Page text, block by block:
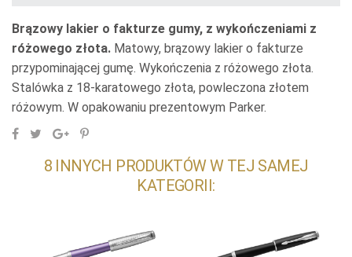
Brązowy lakier o fakturze gumy, z wykończeniami z
różowego złota. Matowy, brązowy lakier o fakturze
przypominającej gumę. Wykończenia z różowego złota.
Stalówka z 18-karatowego złota, powleczona złotem
różowym. W opakowaniu prezentowym Parker.
8 INNYCH PRODUKTÓW W TEJ SAMEJ
KATEGORII: